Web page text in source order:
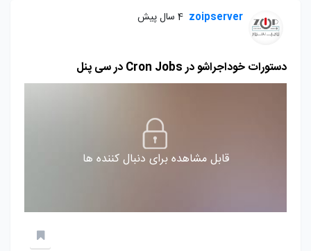
zoipserver 4 سال پیش
دستورات خوداجراشو در Cron Jobs در سی پنل
قابل مشاهده برای دنبال کننده ها